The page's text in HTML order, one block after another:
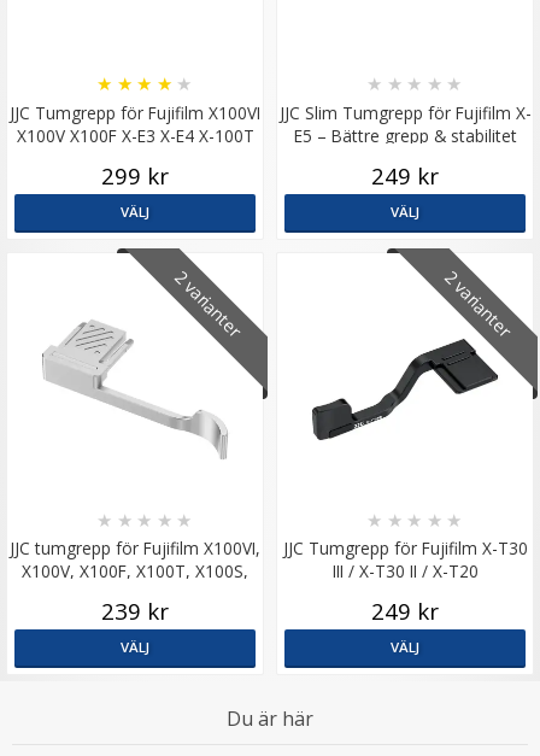
JJC Tumgrepp för Fujifilm X100VI
X100V X100F X-E3 X-E4 X-100T
★ ★ ★ ★ ★
299 kr
VÄLJ
JJC Slim Tumgrepp för Fujifilm X-
E5 – Bättre grepp & stabilitet
★ ★ ★ ★ ★
249 kr
VÄLJ
2 varianter
JJC tumgrepp för Fujifilm X100VI,
X100V, X100F, X100T, X100S,
★ ★ ★ ★ ★
239 kr
VÄLJ
2 varianter
JJC Tumgrepp för Fujifilm X-T30
III / X-T30 II / X-T20
★ ★ ★ ★ ★
249 kr
VÄLJ
Du är här